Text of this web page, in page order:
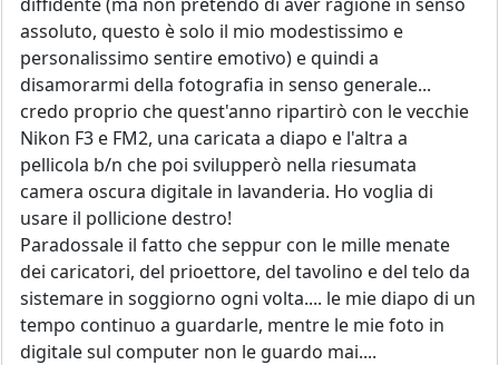
assoluto, questo è solo il mio modestissimo e
personalissimo sentire emotivo) e quindi a
disamorarmi della fotografia in senso generale...
credo proprio che quest'anno ripartirò con le vecchie
Nikon F3 e FM2, una caricata a diapo e l'altra a
pellicola b/n che poi svilupperò nella riesumata
camera oscura digitale in lavanderia. Ho voglia di
usare il pollicione destro!
Paradossale il fatto che seppur con le mille menate
dei caricatori, del prioettore, del tavolino e del telo da
sistemare in soggiorno ogni volta.... le mie diapo di un
tempo continuo a guardarle, mentre le mie foto in
digitale sul computer non le guardo mai....